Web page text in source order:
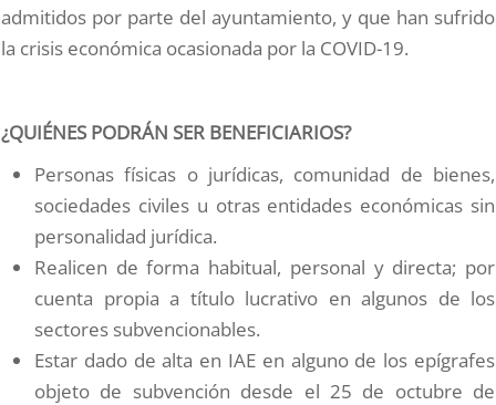
admitidos por parte del ayuntamiento, y que han sufrido
la crisis económica ocasionada por la COVID-19.
¿QUIÉNES PODRÁN SER BENEFICIARIOS?
Personas físicas o jurídicas, comunidad de bienes,
sociedades civiles u otras entidades económicas sin
personalidad jurídica.
Realicen de forma habitual, personal y directa; por
cuenta propia a título lucrativo en algunos de los
sectores subvencionables.
Estar dado de alta en IAE en alguno de los epígrafes
objeto de subvención desde el 25 de octubre de